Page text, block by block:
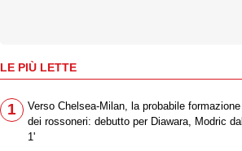
LE PIÙ LETTE
1
Verso Chelsea-Milan, la probabile formazione
dei rossoneri: debutto per Diawara, Modric dal
1'